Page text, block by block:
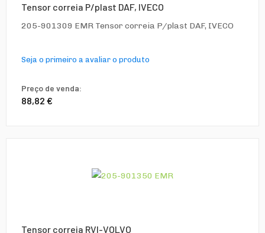
Tensor correia P/plast DAF, IVECO
205-901309 EMR Tensor correia P/plast DAF, IVECO
Seja o primeiro a avaliar o produto
Preço de venda:
88,82 €
Tensor correia RVI-VOLVO